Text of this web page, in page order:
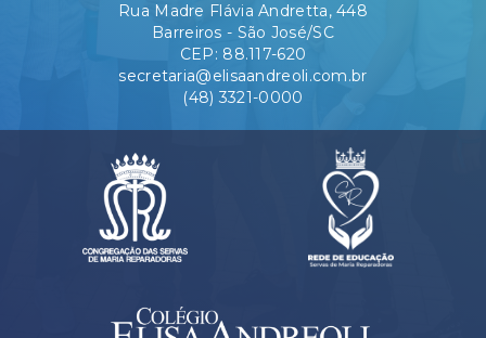
Rua Madre Flávia Andretta, 448
Barreiros - São José/SC
CEP: 88.117-620
secretaria@elisaandreoli.com.br
(48) 3321-0000